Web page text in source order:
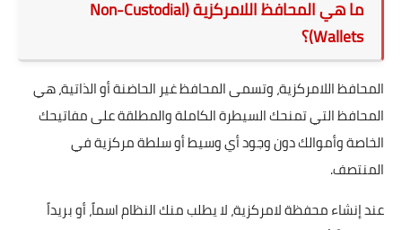
ما هي المحافظ اللامركزية (Non-Custodial
Wallets)؟
المحافظ اللامركزية، وتسمى المحافظ غير الحاضنة أو الذاتية، هي
المحافظ التي تمنحك السيطرة الكاملة والمطلقة على مفاتيحك
الخاصة وأموالك دون وجود أي وسيط أو سلطة مركزية في
المنتصف.
عند إنشاء محفظة لامركزية، لا يطلب منك النظام اسماً، أو بريداً